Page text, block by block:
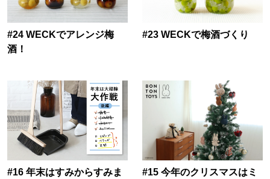
#24 WECKでアレンジ梅
酒！
#23 WECKで梅酒づくり
#16 年末はすみからすみま
#15 今年のクリスマスはミ